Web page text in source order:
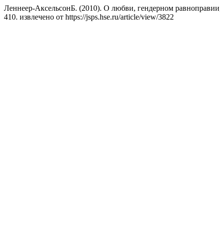
Леннеер-АксельсонБ. (2010). О любви, гендерном
410. извлечено от https://jsps.hse.ru/article/view/3822